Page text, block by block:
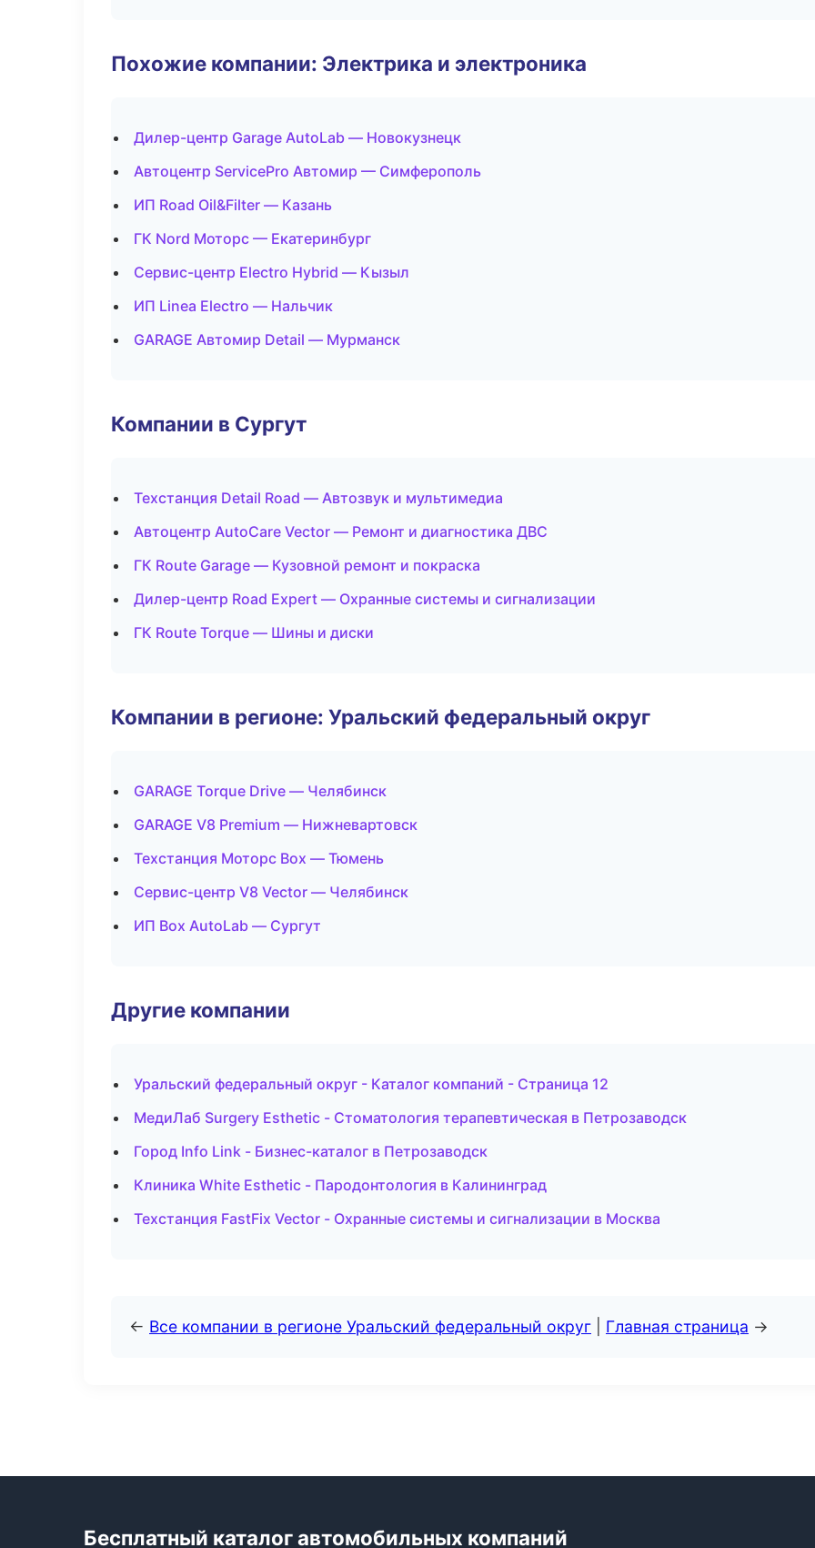
Похожие компании: Электрика и электроника
Дилер-центр Garage AutoLab — Новокузнецк
Автоцентр ServicePro Автомир — Симферополь
ИП Road Oil&Filter — Казань
ГК Nord Моторс — Екатеринбург
Сервис-центр Electro Hybrid — Кызыл
ИП Linea Electro — Нальчик
GARAGE Автомир Detail — Мурманск
Компании в Сургут
Техстанция Detail Road — Автозвук и мультимедиа
Автоцентр AutoCare Vector — Ремонт и диагностика ДВС
ГК Route Garage — Кузовной ремонт и покраска
Дилер-центр Road Expert — Охранные системы и сигнализации
ГК Route Torque — Шины и диски
Компании в регионе: Уральский федеральный округ
GARAGE Torque Drive — Челябинск
GARAGE V8 Premium — Нижневартовск
Техстанция Моторс Box — Тюмень
Сервис-центр V8 Vector — Челябинск
ИП Box AutoLab — Сургут
Другие компании
Уральский федеральный округ - Каталог компаний - Страница 12
МедиЛаб Surgery Esthetic - Стоматология терапевтическая в Петрозаводск
Город Info Link - Бизнес-каталог в Петрозаводск
Клиника White Esthetic - Пародонтология в Калининград
Техстанция FastFix Vector - Охранные системы и сигнализации в Москва
← Все компании в регионе Уральский федеральный округ Главная страница →
Бесплатный каталог автомобильных компаний